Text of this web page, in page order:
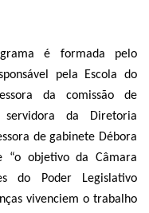
é formada pelo
pela Escola do
da comissão de
servidora da Diretoria
de gabinete Débora
“o objetivo da Câmara
do Poder Legislativo
vivenciem o trabalho